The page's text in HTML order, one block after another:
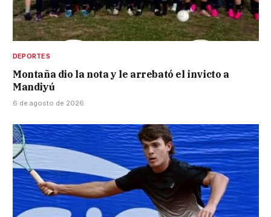
DEPORTES
Montaña dio la nota y le arrebató el invicto a
Mandiyú
6 de agosto de 2026